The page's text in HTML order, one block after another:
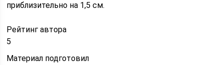
приблизительно на 1,5 см.
Рейтинг автора
5
Материал подготовил